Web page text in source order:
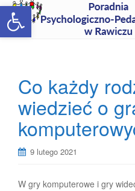
Open toolbar
Co każdy
wiedzieć o
9 lutego 2021
W gry komputerowe i gry